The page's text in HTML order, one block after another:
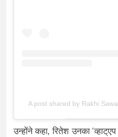
A post shared by Rakhi
उन्होंने कहा, रितेश उनका